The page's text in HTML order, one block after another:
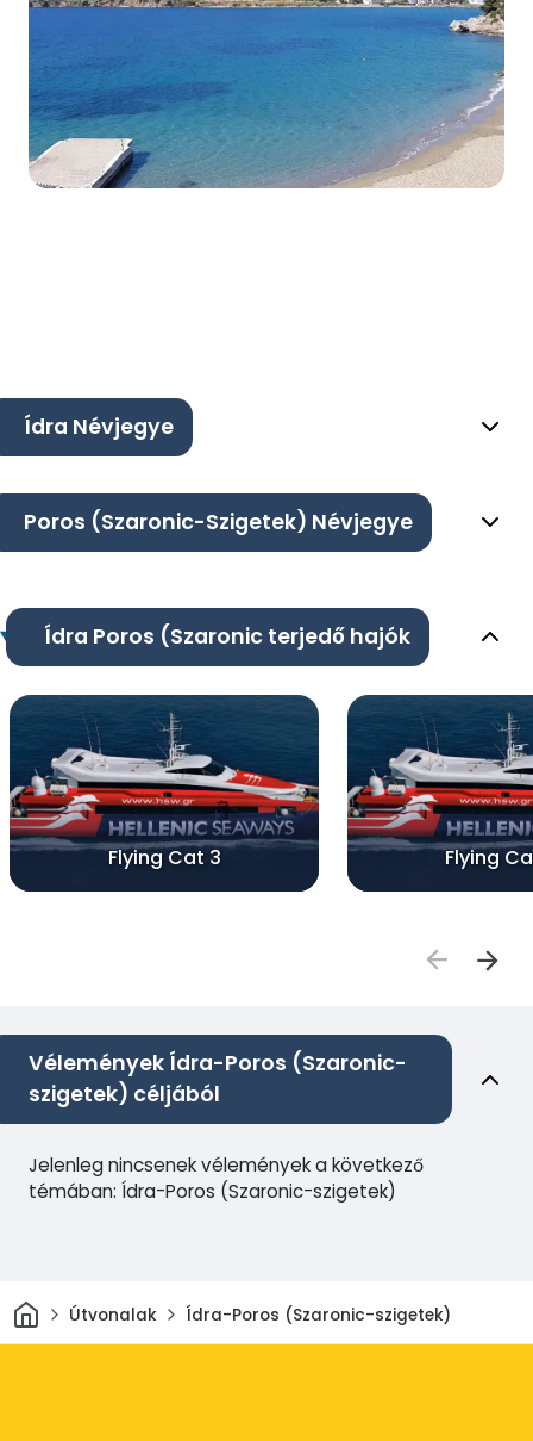
Ídra Névjegye
Poros (Szaronic-Szigetek) Névjegye
Ídra Poros (Szaronic terjedő hajók
Flying Cat 3 Flying
Vélemények Ídra-Poros (Szaronic-
szigetek) céljából
Jelenleg nincsenek vélemények a következő
témában: Ídra-Poros (Szaronic-szigetek)
Otthon
Útvonalak Ídra-Poros (Szaronic-szigetek)